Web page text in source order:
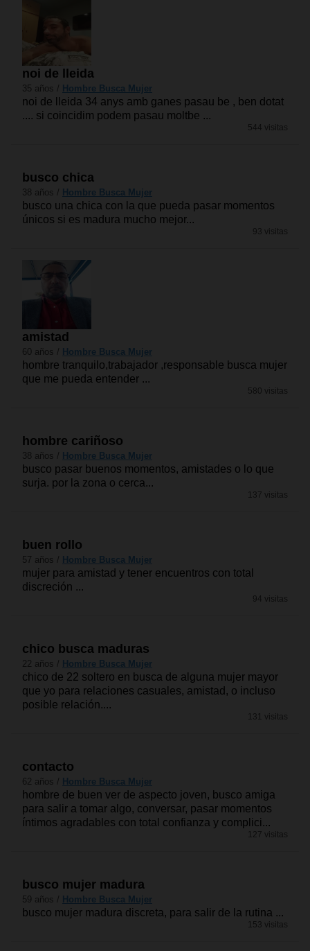
noi de lleida
35 años / Hombre Busca Mujer
noi de lleida 34 anys amb ganes pasau be , ben dotat
.... si coincidim podem pasau moltbe ...
544 visitas
busco chica
38 años / Hombre Busca Mujer
busco una chica con la que pueda pasar momentos
únicos si es madura mucho mejor...
93 visitas
amistad
60 años / Hombre Busca Mujer
hombre tranquilo,trabajador ,responsable busca mujer
que me pueda entender ...
580 visitas
hombre cariñoso
38 años / Hombre Busca Mujer
busco pasar buenos momentos, amistades o lo que
surja. por la zona o cerca...
137 visitas
buen rollo
57 años / Hombre Busca Mujer
mujer para amistad y tener encuentros con total
discreción ...
94 visitas
chico busca maduras
22 años / Hombre Busca Mujer
chico de 22 soltero en busca de alguna mujer mayor
que yo para relaciones casuales, amistad, o incluso
posible relación....
131 visitas
contacto
62 años / Hombre Busca Mujer
hombre de buen ver de aspecto joven, busco amiga
para salir a tomar algo, conversar, pasar momentos
íntimos agradables con total confianza y complici...
127 visitas
busco mujer madura
59 años / Hombre Busca Mujer
busco mujer madura discreta, para salir de la rutina ...
153 visitas